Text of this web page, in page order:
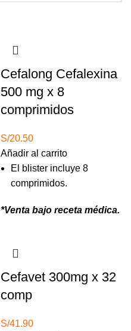
Cefalong Cefalexina
500 mg x 8
comprimidos
S/20.50
Añadir al carrito
El blister incluye 8
comprimidos.
*Venta bajo receta médica.
Cefavet 300mg x 32
comp
S/41.90